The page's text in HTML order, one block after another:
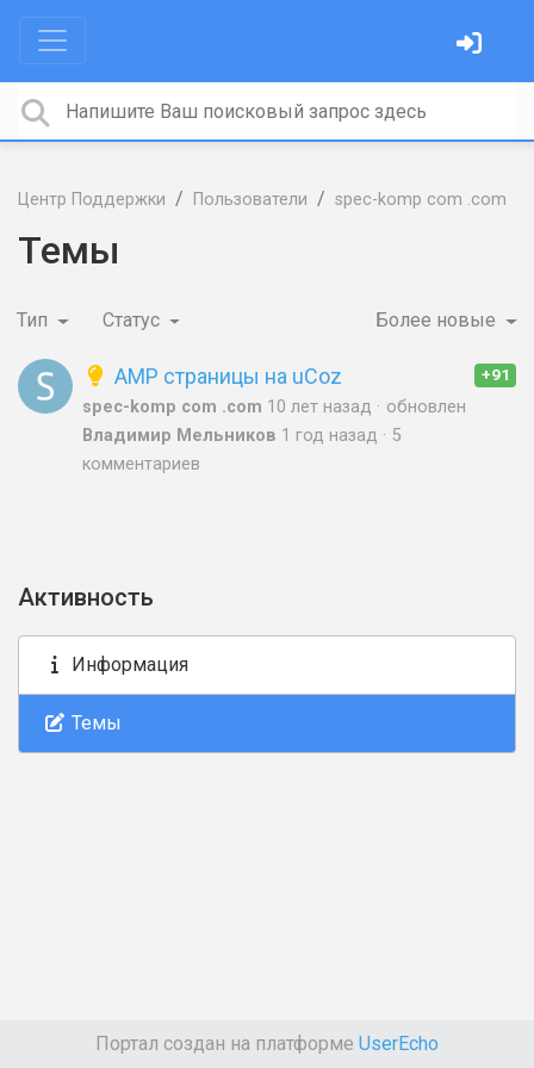
Центр Поддержки Пользователи spec-komp com .com
Темы
Тип Статус Более новые
+91
AMP страницы на uCoz
spec-komp com .com 10 лет назад
обновлен
Владимир Мельников 1 год назад
5
комментариев
Активность
Информация
Темы
Портал создан на платформе UserEcho